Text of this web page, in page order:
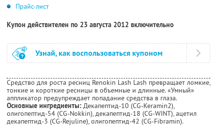
Прайс-лист
Купон действителен по 23 августа 2012 включительно
Узнай, как воспользоваться купоном
Средство для роста ресниц Renokin Lash Lash превращает ломкие,
тонкие и короткие ресницы в объемные и длинные. «Умный»
аппликатор предупреждает попадание средства в глаза.
Основные ингредиенты: Декапептид-10 (CG-Keramin2),
олигопептид-54 (CG-Nokkin), декапептид-18 (CG-WINT), ацетил
декапептид-3 (CG-Rejuline), олигопептид-42 (CG-Fibramin).